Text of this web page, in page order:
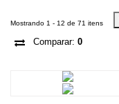
Mostrando 1 - 12 de 71 itens
Comparar: 0